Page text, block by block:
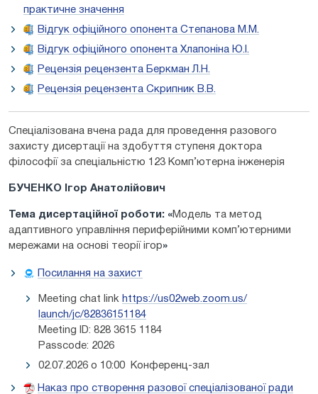
практичне значення
Відгук офіційного опонента Степанова М.М.
Відгук офіційного опонента Хлапоніна Ю.І.
Рецензія рецензента Беркман Л.Н.
Рецензія рецензента Скрипник В.В.
Спеціалізована вчена рада для проведення разового
захисту дисертації на здобуття ступеня доктора
філософії за спеціальністю 123 Комп’ютерна інженерія
БУЧЕНКО Ігор Анатолійович
Тема дисертаційної роботи: «Модель та метод
адаптивного управління периферійними комп’ютерними
мережами на основі теорії ігор»
Посилання на захист
Meeting chat link https://us02web.zoom.us/
launch/jc/82836151184
Meeting ID: 828 3615 1184
Passcode: 2026
02.07.2026 о 10:00 Конференц-зал
Наказ про створення разової спеціалізованої ради